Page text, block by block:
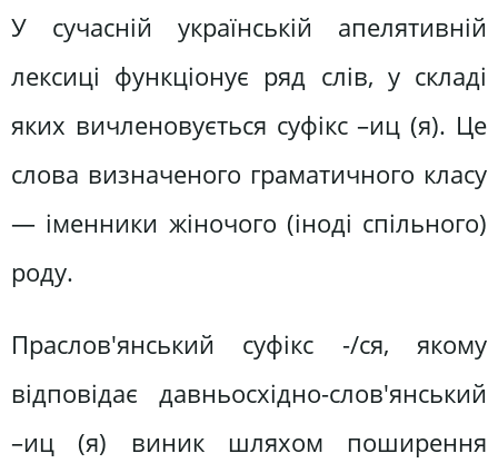
У сучасній українській апелятивній
лексиці функціонує ряд слів, у складі
яких вичленовується суфікс –иц (я). Це
слова визначеного граматичного класу
— іменники жіночого (іноді спільного)
роду.
Праслов'янський суфікс -/ся, якому
відповідає давньосхідно-слов'янський
–иц (я) виник шляхом поширення